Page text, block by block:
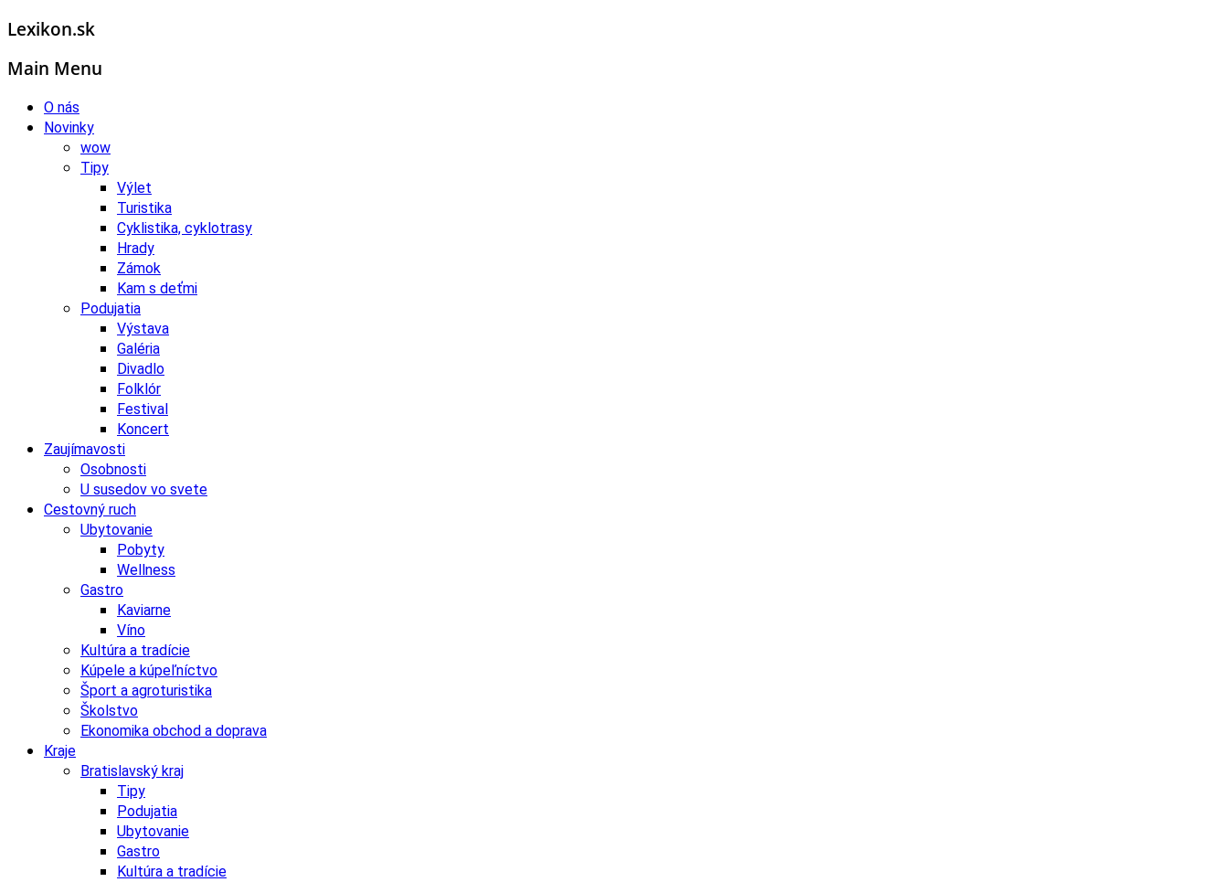
Lexikon.sk
Main Menu
O nás
Novinky
wow
Tipy
Výlet
Turistika
Cyklistika, cyklotrasy
Hrady
Zámok
Kam s deťmi
Podujatia
Výstava
Galéria
Divadlo
Folklór
Festival
Koncert
Zaujímavosti
Osobnosti
U susedov vo svete
Cestovný ruch
Ubytovanie
Pobyty
Wellness
Gastro
Kaviarne
Víno
Kultúra a tradície
Kúpele a kúpeľníctvo
Šport a agroturistika
Školstvo
Ekonomika obchod a doprava
Kraje
Bratislavský kraj
Tipy
Podujatia
Ubytovanie
Gastro
Kultúra a tradície